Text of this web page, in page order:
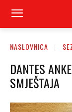
NASLOVNICA
DANTES
SMJEŠTAJA